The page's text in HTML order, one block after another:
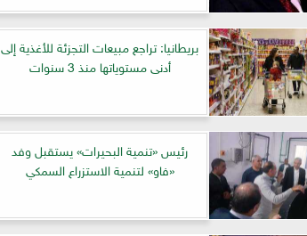
بريطانيا: تراجع مبيعات التجزئة للأغذية إلى
أدنى مستوياتها منذ 3 سنوات
رئيس «تنمية البحيرات» يستقبل وفد
«فاو» لتنمية الاستزراع السمكي